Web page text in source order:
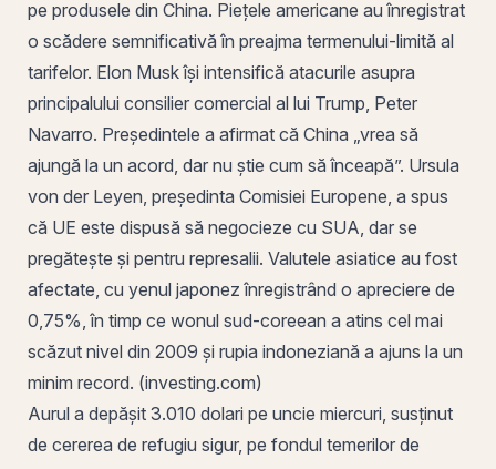
pe produsele din China. Piețele americane au înregistrat
o scădere semnificativă în preajma termenului-limită al
tarifelor. Elon Musk își intensifică atacurile asupra
principalului consilier comercial al lui Trump, Peter
Navarro. Președintele a afirmat că China „vrea să
ajungă la un acord, dar nu știe cum să înceapă”. Ursula
von der Leyen, președinta Comisiei Europene, a spus
că UE este dispusă să negocieze cu SUA, dar se
pregătește și pentru represalii. Valutele asiatice au fost
afectate, cu yenul japonez înregistrând o apreciere de
0,75%, în timp ce wonul sud-coreean a atins cel mai
scăzut nivel din 2009 și rupia indoneziană a ajuns la un
minim record. (investing.com)
Aurul a depășit 3.010 dolari pe uncie miercuri, susținut
de cererea de refugiu sigur, pe fondul temerilor de